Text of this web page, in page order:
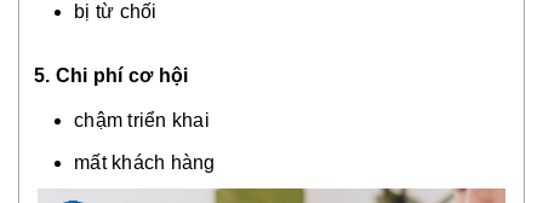
bị từ chối
5. Chi phí cơ hội
chậm triển khai
mất khách hàng